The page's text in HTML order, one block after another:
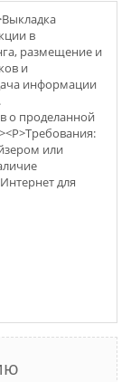
в
размещение и
и
информации
о проделанной
или
для